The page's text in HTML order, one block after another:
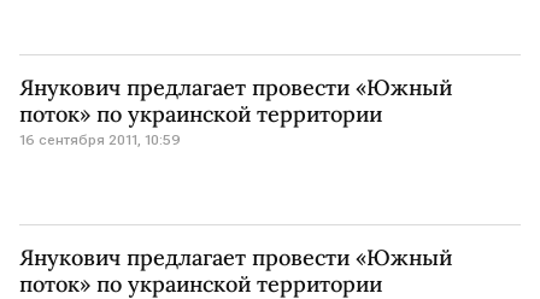
Янукович предлагает провести «Южный
поток» по украинской территории
16 сентября 2011, 10:59
Янукович предлагает провести «Южный
поток» по украинской территории